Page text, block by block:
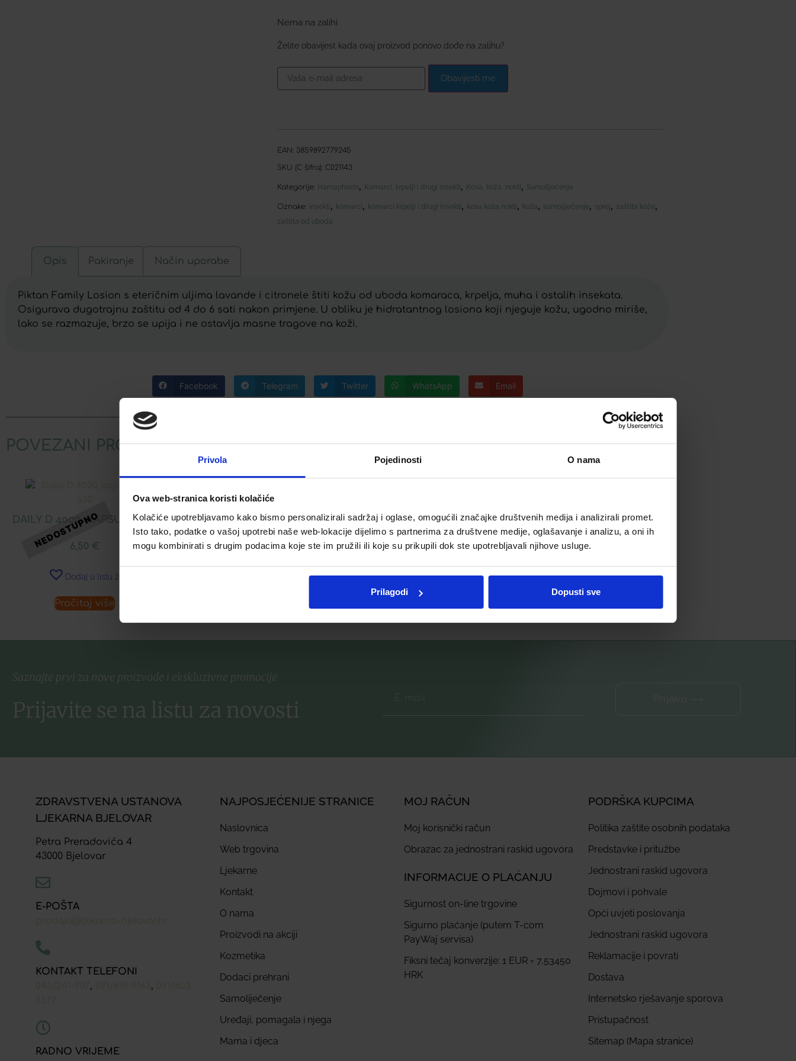
Privola Pojedinosti O nama
Ova web-stranica koristi kolačiće
Kolačiće upotrebljavamo kako bismo personalizirali sadržaj i oglase, omogućili značajke društvenih medija i analizirali promet.
Isto tako, podatke o vašoj upotrebi naše web-lokacije dijelimo s partnerima za društvene medije, oglašavanje i analizu, a oni ih
mogu kombinirati s drugim podacima koje ste im pružili ili koje su prikupili dok ste upotrebljavali njihove usluge.
Prilagodi Dopusti sve
Nema na zalihi
Želite obavijest kada ovaj proizvod ponovo dođe na zalihu?
Obavijesti me
EAN: 3859892779245
SKU (C šifra): C021143
Kategorije: Hamapharm, Komarci, krpelji i drugi insekti, Kosa, koža, nokti, Samoliječenje
Oznake: insekti, komarci, komarci krpelji i drugi insekti, kosa koža nokti, koža, samoliječenje, sprej, zaštita kože,
zaštita od uboda
Opis Pakiranje Način uporabe
Piktan Family Losion s eteričnim uljima lavande i citronele štiti kožu od uboda komaraca, krpelja, muha i ostalih insekata.
Osigurava dugotrajnu zaštitu od 4 do 6 sati nakon primjene. U obliku je hidratantnog losiona koji njeguje kožu, ugodno miriše,
lako se razmazuje, brzo se upija i ne ostavlja masne tragove na koži.
Facebook Telegram Twitter WhatsApp Email
POVEZANI PROIZVODI
DAILY D 4000, KAPSULE A30
6,50 €
Dodaj u listu želja
Pročitaj više
CARBOSIL KAPSULE, A20
5,99€
Dodaj u listu želja
4,97€
Dodaj u listu želja
8,80€
Dodaj u listu želja
Saznajte prvi za nove proizvode i ekskluzivne promocije
Prijavite se na listu za novosti
ZDRAVSTVENA USTANOVA
LJEKARNA BJELOVAR
Petra Preradovića 4
43000 Bjelovar
E-POŠTA
KONTAKT TELEFONI
, ,
RADNO VRIJEME
NAJPOSJEĆENIJE STRANICE
Naslovnica
Web trgovina
Ljekarne
Kontakt
O nama
Proizvodi na akciji
Kozmetika
Dodaci prehrani
Samoliječenje
Uređaji, pomagala i njega
Mama i djeca
MOJ RAČUN
Moj korisnički račun
Obrazac za jednostrani raskid ugovora
INFORMACIJE O PLAĆANJU
Sigurnost on-line trgovine
Sigurno plaćanje (putem T-com
PayWaj servisa)
Fiksni tečaj konverzije: 1 EUR = 7,53450
HRK
PODRŠKA KUPCIMA
Politika zaštite osobnih podataka
Predstavke i pritužbe
Jednostrani raskid ugovora
Dojmovi i pohvale
Opći uvjeti poslovanja
Jednostrani raskid ugovora
Reklamacije i povrati
Dostava
Internetsko rješavanje sporova
Pristupačnost
Sitemap (Mapa stranice)